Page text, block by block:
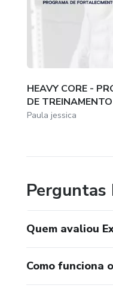
HEAVY CORE -
DE
Paula jessica
Perguntas
Quem avaliou
Como funciona